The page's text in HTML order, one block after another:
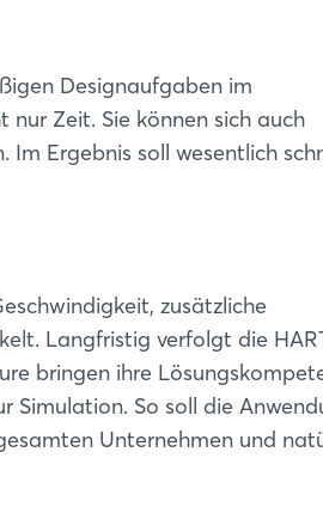
Designaufgaben im
nur Zeit. Sie können sich auch
Ergebnis soll wesentlich
zusätzliche
Langfristig verfolgt die
bringen ihre
Simulation. So soll die
Unternehmen und